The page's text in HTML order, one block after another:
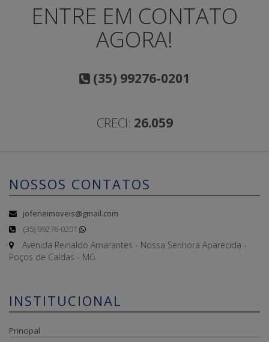
ENTRE EM CONTATO
AGORA!
(35) 99276-0201
CRECI: 26.059
NOSSOS CONTATOS
jofeneimoveis@gmail.com
(35) 99276-0201
Avenida Reinaldo Amarantes - Nossa Senhora Aparecida -
Poços de Caldas - MG
INSTITUCIONAL
Principal